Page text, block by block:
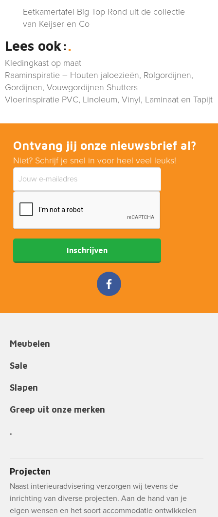
Eetkamertafel Big Top Rond uit de collectie
van Keijser en Co
Lees ook:
Kledingkast op maat
Raaminspiratie – Houten jaloezieën, Rolgordijnen,
Gordijnen, Vouwgordijnen Shutters
Vloerinspiratie PVC, Linoleum, Vinyl, Laminaat en Tapijt
Ontvang jij onze nieuwsbrief al?
Niet? Schrijf je snel in voor heel veel leuks!
Inschrijven
Meubelen
Sale
Slapen
Greep uit onze merken
.
Projecten
Naast interieuradvisering verzorgen wij tevens de
inrichting van diverse projecten. Aan de hand van je
eigen wensen en het soort accommodatie ontwikkelen